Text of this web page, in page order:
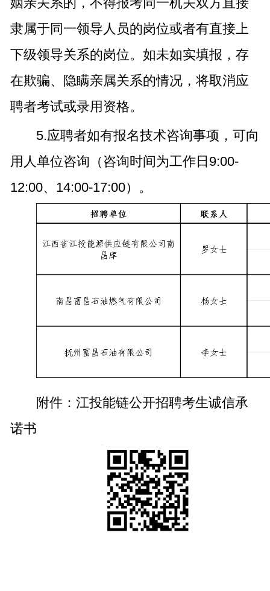
隶属于同一领导人员的岗位或者有直接上
下级领导关系的岗位。如未如实填报，存
在欺骗、隐瞒亲属关系的情况，将取消应
聘者考试或录用资格。
5.应聘者如有报名技术咨询事项，可向
用人单位咨询（咨询时间为工作日9:00-
12:00、14:00-17:00）。
附件：江投能链公开招聘考生诚信承
诺书